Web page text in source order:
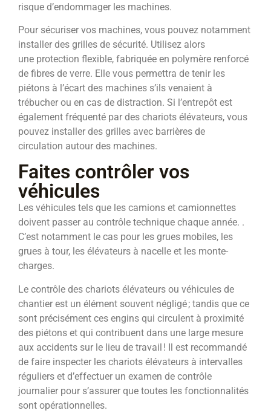
risque d’endommager les machines.
Pour sécuriser vos machines, vous pouvez notamment
installer des grilles de sécurité. Utilisez alors
une protection flexible, fabriquée en polymère renforcé
de fibres de verre. Elle vous permettra de tenir les
piétons à l’écart des machines s’ils venaient à
trébucher ou en cas de distraction. Si l’entrepôt est
également fréquenté par des chariots élévateurs, vous
pouvez installer des grilles avec barrières de
circulation autour des machines.
Faites contrôler vos
véhicules
Les véhicules tels que les camions et camionnettes
doivent passer au contrôle technique chaque année. .
C’est notamment le cas pour les grues mobiles, les
grues à tour, les élévateurs à nacelle et les monte-
charges.
Le contrôle des chariots élévateurs ou véhicules de
chantier est un élément souvent négligé ; tandis que ce
sont précisément ces engins qui circulent à proximité
des piétons et qui contribuent dans une large mesure
aux accidents sur le lieu de travail ! Il est recommandé
de faire inspecter les chariots élévateurs à intervalles
réguliers et d’effectuer un examen de contrôle
journalier pour s’assurer que toutes les fonctionnalités
sont opérationnelles.